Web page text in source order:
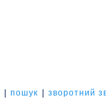
пошук зворотний